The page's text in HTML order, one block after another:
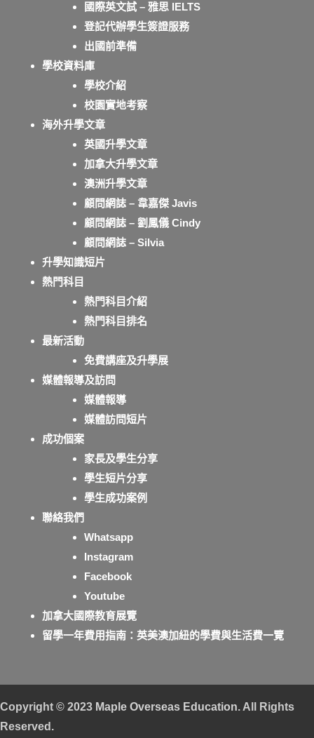
國際英文試 – 雅思 IELTS
登記代辦學生簽證服務
出國前準備
學校資料庫
學校介紹
校園實地考察
海外升學文章
英國升學文章
加拿大升學文章
澳洲升學文章
顧問網誌 – 韋嘉傑 Javis
顧問網誌 – 劉鳳儀 Cindy
顧問網誌 – Silvia
升學知識短片
熱門科目
熱門科目介紹
熱門科目排名
最新活動
免費講座及升學展
媒體報導及訪問
媒體報導
媒體訪問短片
成功個案
家長及學生分享
學生短片分享
學生成功案例
聯絡我們
Whatsapp
Instagram
Facebook
Youtube
加拿大國際教育展覽
留學一年費用指南：英美澳加紐的學費與生活費一覽
Copyright © 2023 Maple Overseas Education. All Rights
Reserved.